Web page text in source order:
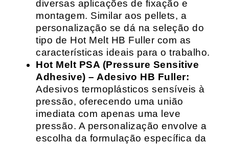
diversas aplicações de fixação e
montagem. Similar aos pellets, a
personalização se dá na seleção do
tipo de Hot Melt HB Fuller com as
características ideais para o trabalho.
Hot Melt PSA (Pressure Sensitive
Adhesive) – Adesivo HB Fuller:
Adesivos termoplásticos sensíveis à
pressão, oferecendo uma união
imediata com apenas uma leve
pressão. A personalização envolve a
escolha da formulação específica da